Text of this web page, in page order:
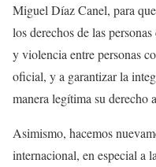
Miguel Díaz Canel, para
los derechos de las
y violencia entre personas
oficial, y a garantizar la
manera legítima su derecho
Asimismo, hacemos
internacional, en especial a